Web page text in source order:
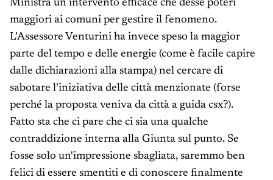
Ministra un intervento efficace che desse poteri
maggiori ai comuni per gestire il fenomeno.
L'Assessore Venturini ha invece speso la maggior
parte del tempo e delle energie (come è facile capire
dalle dichiarazioni alla stampa) nel cercare di
sabotare l'iniziativa delle città menzionate (forse
perché la proposta veniva da città a guida csx?).
Fatto sta che ci pare che ci sia una qualche
contraddizione interna alla Giunta sul punto. Se
fosse solo un'impressione sbagliata, saremmo ben
felici di essere smentiti e di conoscere finalmente